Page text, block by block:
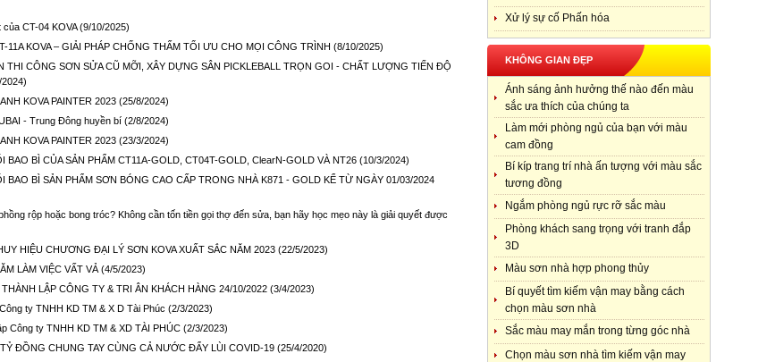
CT-04 KOVA(9/10/2025)
11A KOVA – GIẢI PHÁP CHỐNG THẤM TỐI ƯU CHO MỌI CÔNG TRÌNH (8/10/2025)
THI CÔNG SƠN SỬA CŨ MỠI, XÂY DỰNG SÂN PICKLEBALL TRỌN GOI - CHẤT LƯỢNG TIẾN ĐỘ
KOVA PAINTER 2023 (25/8/2024)
- Trung Đông huyền bí (2/8/2024)
KOVA PAINTER 2023 (23/3/2024)
BAO BÌ CỦA SẢN PHẨM CT11A-GOLD, CT04T-GOLD, ClearN-GOLD VÀ NT26 (10/3/2024)
BAO BÌ SẢN PHẨM SƠN BÓNG CAO CẤP TRONG NHÀ K871 - GOLD KỂ TỪ NGÀY 01/03/2024
rộp hoặc bong tróc? Không cần tốn tiền gọi thợ đến sửa, bạn hãy học mẹo này là giải quyết được
HIỆU CHƯƠNG ĐẠI LÝ SƠN KOVA XUẤT SẮC NĂM 2023 (22/5/2023)
LÀM VIỆC VẤT VẢ (4/5/2023)
LẬP CÔNG TY & TRI ÂN KHÁCH HÀNG 24/10/2022 (3/4/2023)
ty TNHH KD TM & X D Tài Phúc (2/3/2023)
Công ty TNHH KD TM & XD TÀI PHÚC (2/3/2023)
ĐỒNG CHUNG TAY CÙNG CẢ NƯỚC ĐẨY LÙI COVID-19 (25/4/2020)
Xử lý sự cố Phấn hóa
KHÔNG GIAN ĐẸP
Ánh sáng ảnh hưởng thế nào đến màu
sắc ưa thích của chúng ta
Làm mới phòng ngủ của bạn với màu
cam đồng
Bí kíp trang trí nhà ấn tượng với màu sắc
tương đồng
Ngắm phòng ngủ rực rỡ sắc màu
Phòng khách sang trọng với tranh đắp
3D
Màu sơn nhà hợp phong thủy
Bí quyết tìm kiếm vận may bằng cách
chọn màu sơn nhà
Sắc màu may mắn trong từng góc nhà
Chọn màu sơn nhà tìm kiếm vận may